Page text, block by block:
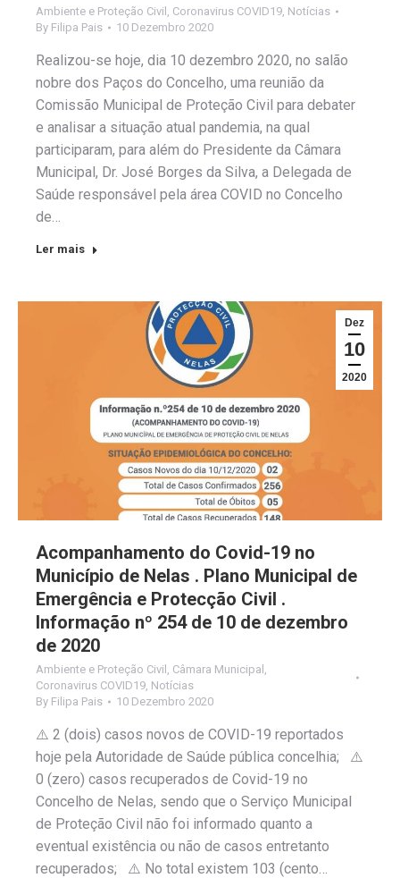
Ambiente e Proteção Civil , Coronavirus COVID19, Notícias
By Filipa Pais 10 Dezembro 2020
Realizou-se hoje, dia 10 dezembro 2020, no salão
nobre dos Paços do Concelho, uma reunião da
Comissão Municipal de Proteção Civil para debater
e analisar a situação atual pandemia, na qual
participaram, para além do Presidente da Câmara
Municipal, Dr. José Borges da Silva, a Delegada de
Saúde responsável pela área COVID no Concelho
de…
Ler mais
Dez
10
2020
Acompanhamento do Covid-19 no
Município de Nelas . Plano Municipal de
Emergência e Protecção Civil .
Informação nº 254 de 10 de dezembro
de 2020
Ambiente e Proteção Civil Câmara Municipal
Coronavirus COVID19 Notícias
By Filipa Pais 10 Dezembro 2020
⚠️ 2 (dois) casos novos de COVID-19 reportados
hoje pela Autoridade de Saúde pública concelhia; ⚠️
0 (zero) casos recuperados de Covid-19 no
Concelho de Nelas, sendo que o Serviço Municipal
de Proteção Civil não foi informado quanto a
eventual existência ou não de casos entretanto
recuperados; ⚠️ No total existem 103 (cento…